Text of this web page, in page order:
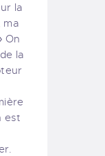
la
ma
On
la
est